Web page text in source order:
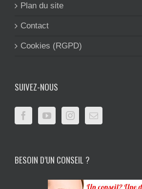
Plan du site
Contact
Cookies (RGPD)
SUIVEZ-NOUS
BESOIN D’UN CONSEIL ?